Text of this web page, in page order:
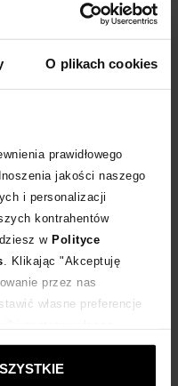
O plikach cookies
prawidłowego
jakości naszego
i personalizacji
kontrahentów
w Polityce
. Klikając "Akceptuję
przez nas
własne preferencje
od 0 zł